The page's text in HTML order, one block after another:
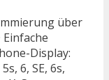
über
Display:
6, SE, 6s,